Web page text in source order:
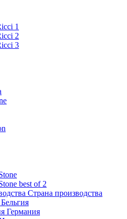
1
2
3
best of 2
Страна производства
Бельгия
Германия